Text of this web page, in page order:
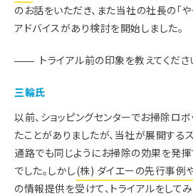
のお話をいただき、また当社の社長の「
アドバイスがあり検討を開始しました。
トライアル前の印象を教えてくださ
三輪氏
以前、ショッピングセンターでお掃除ロ
たことがありましたが、当社が展開する
通路でも同じようにお掃除の効果を発
でした。しかし(株) ダイエーの先行事例
の情報提供を受けて、トライアルをして